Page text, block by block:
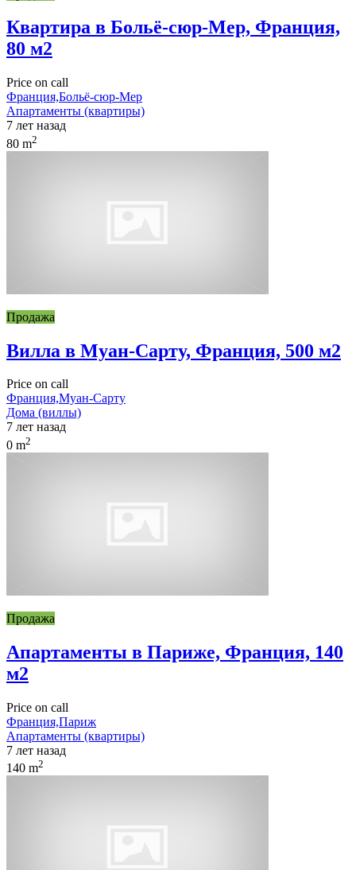
Квартира в Больё-сюр-Мер, Франция,
80 м2
Price on call
Франция,Больё-сюр-Мер
Апартаменты (квартиры)
7 лет назад
80 m2
Продажа
Вилла в Муан-Сарту, Франция, 500 м2
Price on call
Франция,Муан-Сарту
Дома (виллы)
7 лет назад
0 m2
Продажа
Апартаменты в Париже, Франция, 140
м2
Price on call
Франция,Париж
Апартаменты (квартиры)
7 лет назад
140 m2